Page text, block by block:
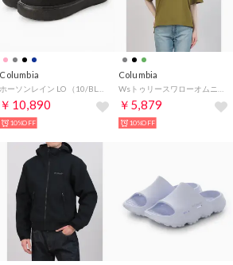
Columbia
￥10,890
10%OFF
Columbia
￥5,879
10%OFF